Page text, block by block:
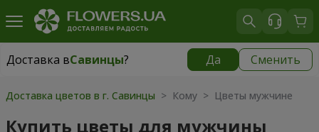
Доставка вСавинцы? Да Сменить
Доставка вСавинцы|
Доставка цветов в г. Савинцы > Кому > Цветы мужчине
Купить цветы для мужчины